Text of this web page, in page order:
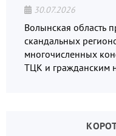
30.07.2026
Волынская область
скандальных
многочисленных
ТЦК и